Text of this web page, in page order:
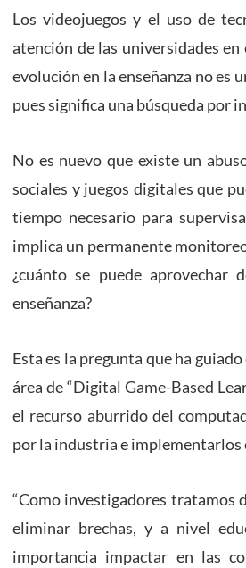
Los videojuegos y el uso de
atención de las universidades
evolución en la enseñanza no es
pues significa una búsqueda por
No es nuevo que existe un
sociales y juegos digitales que
tiempo necesario para
implica un permanente
¿cuánto se puede aprovechar
enseñanza?
Esta es la pregunta que ha
área de “Digital Game-Based
el recurso aburrido del
por la industria e implementarlos
“Como investigadores tratamos
eliminar brechas, y a nivel
importancia impactar en las